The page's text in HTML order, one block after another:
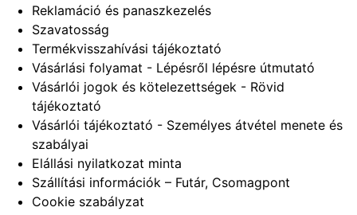
Reklamáció és panaszkezelés
Szavatosság
Termékvisszahívási tájékoztató
Vásárlási folyamat - Lépésről lépésre útmutató
Vásárlói jogok és kötelezettségek - Rövid
tájékoztató
Vásárlói tájékoztató - Személyes átvétel menete és
szabályai
Elállási nyilatkozat minta
Szállítási információk – Futár, Csomagpont
Cookie szabályzat